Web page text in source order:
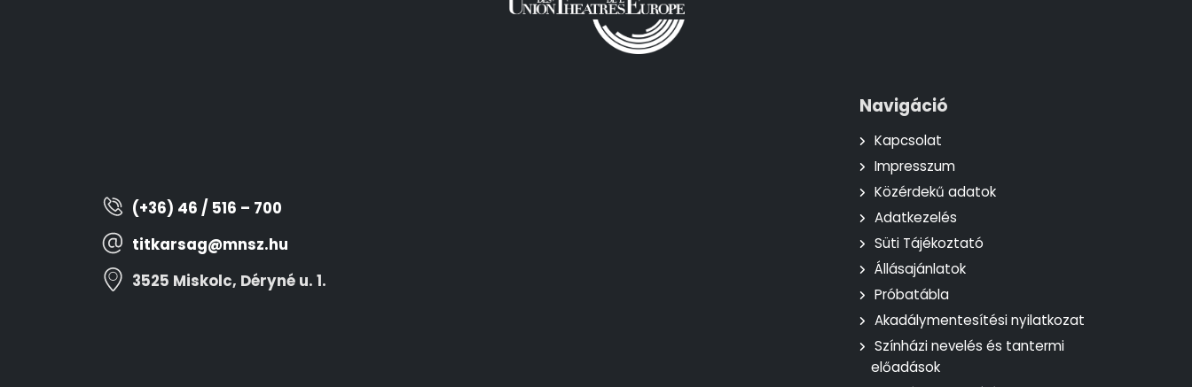
(+36) 46 / 516 – 700
titkarsag@mnsz.hu
3525 Miskolc, Déryné u. 1.
Navigáció
Kapcsolat
Impresszum
Közérdekű adatok
Adatkezelés
Süti Tájékoztató
Állásajánlatok
Próbatábla
Akadálymentesítési nyilatkozat
Színházi nevelés és tantermi
előadások